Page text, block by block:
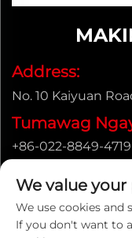
Address:
No. 10 Kaiyuan
Tumawag
+86-022-8849-4719
[email protected]
We value your
We use cookies and
If you don't want to